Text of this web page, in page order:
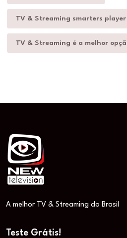
TV & Streaming smarters player
TV & Streaming é a melhor
A melhor TV & Streaming do Brasil
Teste Grátis!